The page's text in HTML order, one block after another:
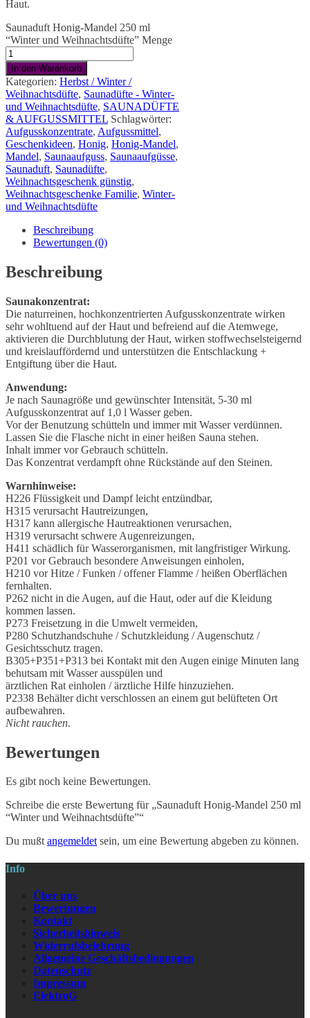
Haut.
Saunaduft Honig-Mandel 250 ml
“Winter und Weihnachtsdüfte” Menge
In den Warenkorb
Kategorien: Herbst / Winter /
Weihnachtsdüfte, Saunadüfte - Winter-
und Weihnachtsdüfte, SAUNADÜFTE
& AUFGUSSMITTEL Schlagwörter:
Aufgusskonzentrate, Aufgussmittel,
Geschenkideen, Honig, Honig-Mandel,
Mandel, Saunaaufguss, Saunaaufgüsse,
Saunaduft, Saunadüfte,
Weihnachtsgeschenk günstig,
Weihnachtsgeschenke Familie, Winter-
und Weihnachtsdüfte
Beschreibung
Bewertungen (0)
Beschreibung
Saunakonzentrat:
Die naturreinen, hochkonzentrierten Aufgusskonzentrate wirken
sehr wohltuend auf der Haut und befreiend auf die Atemwege,
aktivieren die Durchblutung der Haut, wirken stoffwechselsteigernd
und kreislauffördernd und unterstützen die Entschlackung +
Entgiftung über die Haut.
Anwendung:
Je nach Saunagröße und gewünschter Intensität, 5-30 ml
Aufgusskonzentrat auf 1,0 l Wasser geben.
Vor der Benutzung schütteln und immer mit Wasser verdünnen.
Lassen Sie die Flasche nicht in einer heißen Sauna stehen.
Inhalt immer vor Gebrauch schütteln.
Das Konzentrat verdampft ohne Rückstände auf den Steinen.
Warnhinweise:
H226 Flüssigkeit und Dampf leicht entzündbar,
H315 verursacht Hautreizungen,
H317 kann allergische Hautreaktionen verursachen,
H319 verursacht schwere Augenreizungen,
H411 schädlich für Wasserorganismen, mit langfristiger Wirkung.
P201 vor Gebrauch besondere Anweisungen einholen,
H210 vor Hitze / Funken / offener Flamme / heißen Oberflächen
fernhalten.
P262 nicht in die Augen, auf die Haut, oder auf die Kleidung
kommen lassen.
P273 Freisetzung in die Umwelt vermeiden,
P280 Schutzhandschuhe / Schutzkleidung / Augenschutz /
Gesichtsschutz tragen.
B305+P351+P313 bei Kontakt mit den Augen einige Minuten lang
behutsam mit Wasser ausspülen und
ärztlichen Rat einholen / ärztliche Hilfe hinzuziehen.
P2338 Behälter dicht verschlossen an einem gut belüfteten Ort
aufbewahren.
Nicht rauchen.
Bewertungen
Es gibt noch keine Bewertungen.
Schreibe die erste Bewertung für „Saunaduft Honig-Mandel 250 ml
“Winter und Weihnachtsdüfte”“
Du mußtangemeldetsein, um eine Bewertung abgeben zu können.
Info
Über uns
Bewertungen
Kontakt
Sicherheitshinweis
Widerrufsbelehrung
Allgemeine Geschäftsbedingungen
Datenschutz
Impressum
ElektroG